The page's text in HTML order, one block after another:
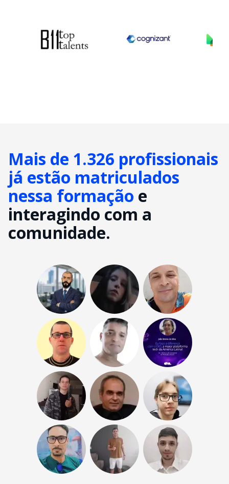
Mais de 1.326 profissionais
já estão matriculados
nessa formação e
interagindo com a
comunidade.